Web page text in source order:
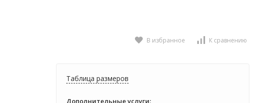
В избранное К сравнению
Таблица размеров
Дополнительные услуги: